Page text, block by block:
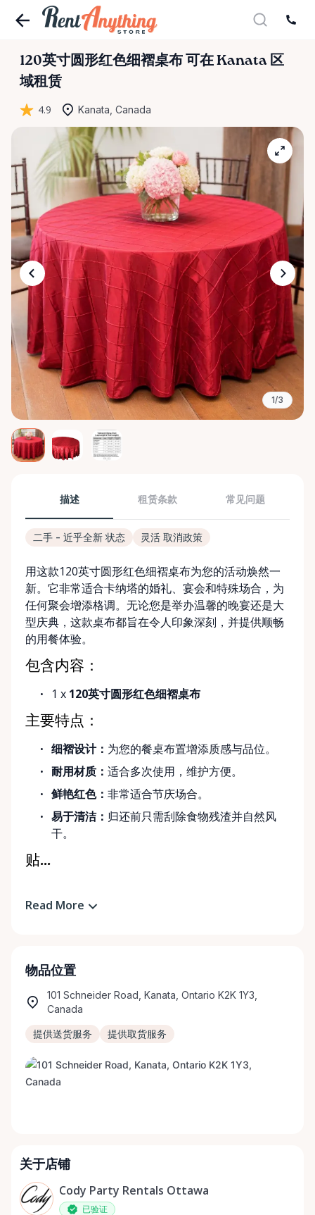
120英寸圆形红色细褶桌布 可在 Kanata 区
域租赁
4.9 Kanata, Canada
1/3
描述 租赁条款 常见问题
二手 - 近乎全新 状态 灵活 取消政策
用这款120英寸圆形红色细褶桌布为您的活动焕然一
新。它非常适合卡纳塔的婚礼、宴会和特殊场合，为
任何聚会增添格调。无论您是举办温馨的晚宴还是大
型庆典，这款桌布都旨在令人印象深刻，并提供顺畅
的用餐体验。
包含内容：
1 x 120英寸圆形红色细褶桌布
主要特点：
细褶设计： 为您的餐桌布置增添质感与品位。
耐用材质：适合多次使用，维护方便。
鲜艳红色：非常适合节庆场合。
易于清洁： 归还前只需刮除食物残渣并自然风
干。
贴...
Read More
物品位置
101 Schneider Road, Kanata, Ontario K2K 1Y3,
Canada
提供送货服务 提供取货服务
关于店铺
Cody Party Rentals Ottawa
已验证